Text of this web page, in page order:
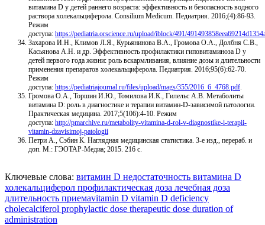
витамина D у детей раннего возраста: эффективность и безопасность водного
раствора холекальциферола. Consilium Medicum. Педиатрия. 2016;(4):86-93.
Режим
доступа: https://pediatria.orscience.ru/upload/iblock/491/
Захарова И.Н., Климов Л.Я., Курьянинова В.А., Громова О.А., Долбня С.В.,
Касьянова А.Н. и др. Эффективность профилактики гиповитаминоза D у
детей первого года жизни: роль вскармливания, влияние дозы и длительности
применения препаратов холекальциферола. Педиатрия. 2016;95(6):62-70.
Режим
доступа: https://pediatriajournal.ru/files/upload/mags/355/2016_6_4768.pdf.
Громова О.А., Торшин И.Ю., Томилова И.К., Гилельс А.В. Метаболиты
витамина D: роль в диагностике и терапии витамин-D-зависимой патологии.
Практическая медицина. 2017;5(106):4-10. Режим
доступа: http://pmarchive.ru/metabolity-vitamina-d-rol-v-diagnostike-i-terapii-
vitamin-dzavisimoj-patologii
Петри А., Сэбин К. Наглядная медицинская статистика. 3-е изд., перераб. и
доп. М.: ГЭОТАР-Медиа; 2015. 216 с.
Ключевые слова: витамин D недостаточность витамина D
холекальциферол профилактическая доза лечебная доза
длительность приемаvitamin D vitamin D deficiency
cholecalciferol prophylactic dose therapeutic dose duration of
administration